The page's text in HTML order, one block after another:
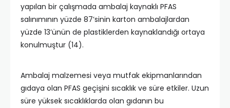
yapılan bir çalışmada ambalaj kaynaklı PFAS
salınımının yüzde 87’sinin karton ambalajlardan
yüzde 13’ünün de plastiklerden kaynaklandığı ortaya
konulmuştur (14).
Ambalaj malzemesi veya mutfak ekipmanlarından
gıdaya olan PFAS geçişini sıcaklık ve süre etkiler. Uzun
süre yüksek sıcaklıklarda olan gıdanın bu